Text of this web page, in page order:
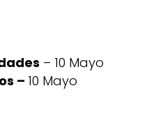
– 10 Mayo
– 10 Mayo